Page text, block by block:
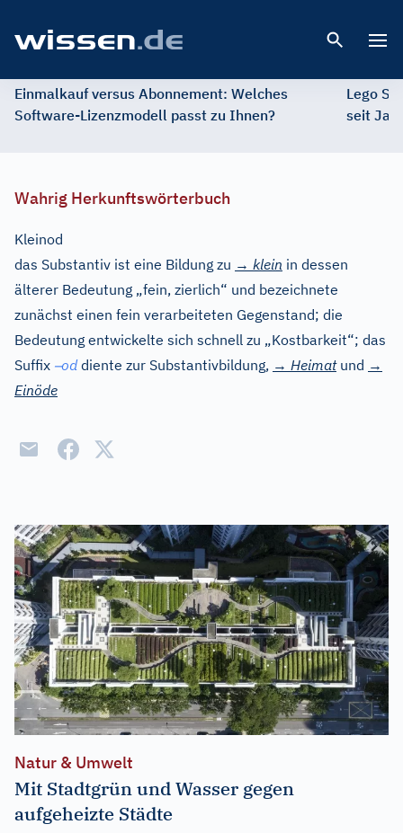
Einmalkauf versus Abonnement: Welches
Software-Lizenzmodell passt zu Ihnen?
Lego
seit
Wahrig Herkunftswörterbuch
Kleinod
das Substantiv ist eine Bildung zu → klein in dessen
älterer Bedeutung „fein, zierlich“ und bezeichnete
zunächst einen fein verarbeiteten Gegenstand; die
Bedeutung entwickelte sich schnell zu „Kostbarkeit“; das
Suffix –oddiente zur Substantivbildung, → Heimatund →
Einöde
Natur & Umwelt
Mit Stadtgrün und Wasser gegen
aufgeheizte Städte